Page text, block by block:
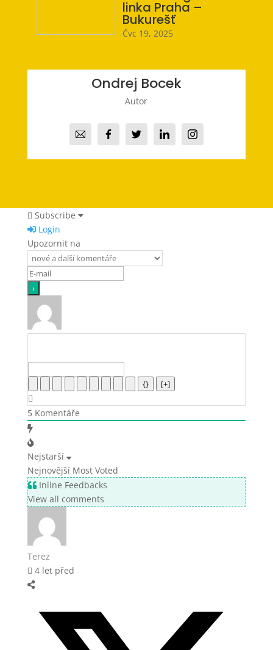
linka Praha –
Bukurešť
Čvc 19, 2025
Ondrej Bocek
Autor
Subscribe
Login
Upozornit na
{} [+]
5Komentáře
Nejstarší
Nejnovější Most Voted
Inline Feedbacks
View all comments
Terez
4 let před